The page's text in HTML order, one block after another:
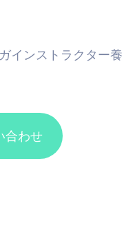
インストラクター養
合わせ